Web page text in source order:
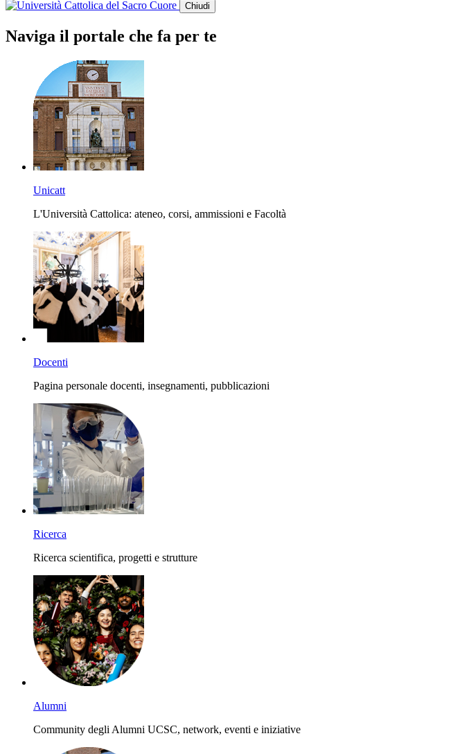
Chiudi
Naviga il portale che fa per te
Unicatt
L'Università Cattolica: ateneo, corsi, ammissioni e Facoltà
Docenti
Pagina personale docenti, insegnamenti, pubblicazioni
Ricerca
Ricerca scientifica, progetti e strutture
Alumni
Community degli Alumni UCSC, network, eventi e iniziative